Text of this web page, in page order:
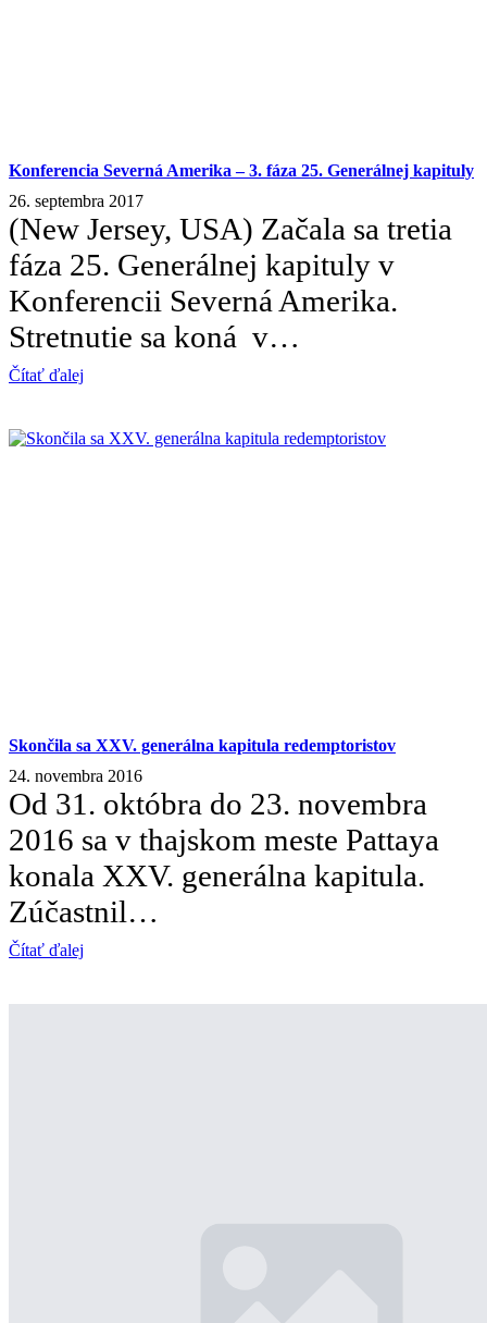
Konferencia Severná Amerika – 3. fáza 25. Generálnej kapituly
26. septembra 2017
(New Jersey, USA) Začala sa tretia
fáza 25. Generálnej kapituly v
Konferencii Severná Amerika.
Stretnutie sa koná v…
Čítať ďalej
Skončila sa XXV. generálna kapitula redemptoristov
24. novembra 2016
Od 31. októbra do 23. novembra
2016 sa v thajskom meste Pattaya
konala XXV. generálna kapitula.
Zúčastnil…
Čítať ďalej